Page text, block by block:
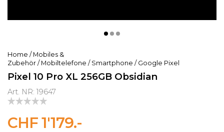
Home / Mobiles &
Zubehör / Mobiltelefone / Smartphone / Google Pixel
Pixel 10 Pro XL 256GB Obsidian
Art. NR: 19647
CHF 1'179.-